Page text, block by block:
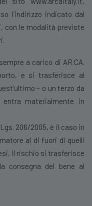
l’indirizzo indicato dal
con le modalità previste
a carico di AR.CA.
e si trasferisce al
– o un terzo da
materialmente in
206/2005, è il caso in
al di fuori di quelli
il rischio si trasferisce
consegna del bene al